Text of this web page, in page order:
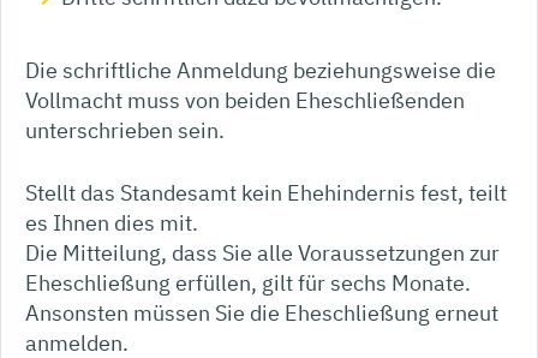
Die schriftliche Anmeldung beziehungsweise die
Vollmacht muss von beiden Eheschließenden
unterschrieben sein.
Stellt das Standesamt kein Ehehindernis fest, teilt
es Ihnen dies mit.
Die Mitteilung, dass Sie alle Voraussetzungen zur
Eheschließung erfüllen, gilt für sechs Monate.
Ansonsten müssen Sie die Eheschließung erneut
anmelden.